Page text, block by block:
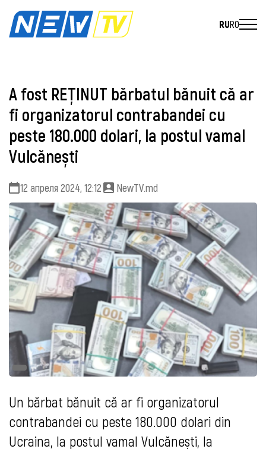
RURO
A fost REȚINUT bărbatul bănuit că ar
fi organizatorul contrabandei cu
peste 180.000 dolari, la postul vamal
Vulcănești
12 апреля 2024, 12:12 NewTV.md
Un bărbat bănuit că ar fi organizatorul
contrabandei cu peste 180.000 dolari din
Ucraina, la postul vamal Vulcănești, la